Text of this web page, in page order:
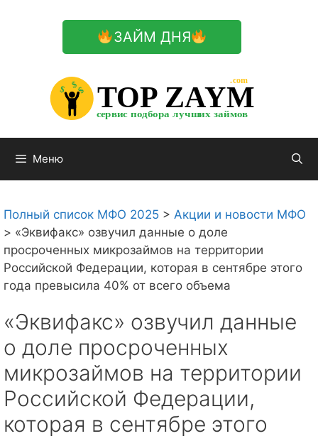
ЗАЙМ ДНЯ
TOP ZAYM
сервис подбора лучших займов
.com
$
$
$
Меню
Полный список МФО 2025 > Акции и новости МФО
> «Эквифакс» озвучил данные о доле
просроченных микрозаймов на территории
Российской Федерации, которая в сентябре этого
года превысила 40% от всего объема
«Эквифакс» озвучил данные
о доле просроченных
микрозаймов на территории
Российской Федерации,
которая в сентябре этого